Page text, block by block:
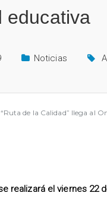
educativa
Noticias
de la Calidad” llega al
realizará el viernes 22